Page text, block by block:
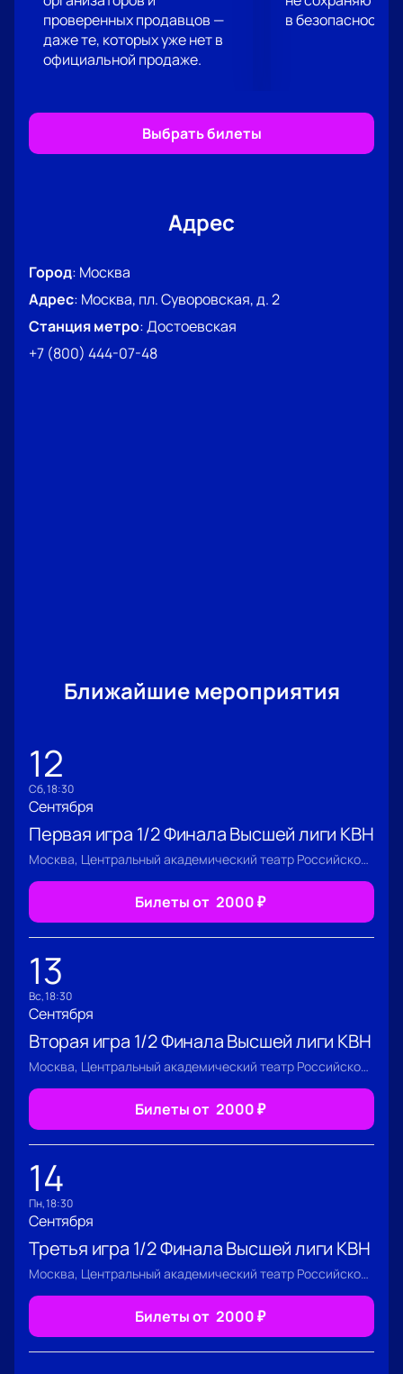
проверенных продавцов —
даже те, которых уже нет в
официальной продаже.
в безопасности.
Выбрать билеты
Адрес
Город: Москва
Адрес: Москва, пл. Суворовская, д. 2
Станция метро:Достоевская
+7 (800) 444-07-48
Ближайшие мероприятия
12
сб, 18:30
Сентября
Первая игра 1/2 Финала Высшей лиги КВН
Москва, Центральный академический театр Российской Армии
Билеты от 2000₽
13
вс, 18:30
Сентября
Вторая игра 1/2 Финала Высшей лиги КВН
Москва, Центральный академический театр Российской Армии
Билеты от 2000₽
14
пн, 18:30
Сентября
Третья игра 1/2 Финала Высшей лиги КВН
Москва, Центральный академический театр Российской Армии
Билеты от 2000₽